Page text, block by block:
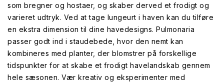
som bregner og hostaer, og skaber derved et frodigt og
varieret udtryk. Ved at tage lungeurt i haven kan du tilføre
en ekstra dimension til dine havedesigns. Pulmonaria
passer godt ind i staudebede, hvor den nemt kan
kombineres med planter, der blomstrer på forskellige
tidspunkter for at skabe et frodigt havelandskab gennem
hele sæsonen. Vær kreativ og eksperimenter med